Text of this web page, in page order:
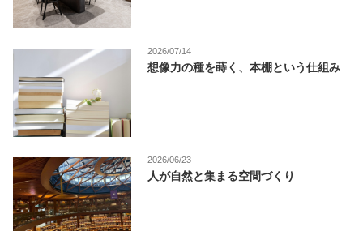
2026/07/14
想像力の種を蒔く、本棚という仕組み
2026/06/23
人が自然と集まる空間づくり